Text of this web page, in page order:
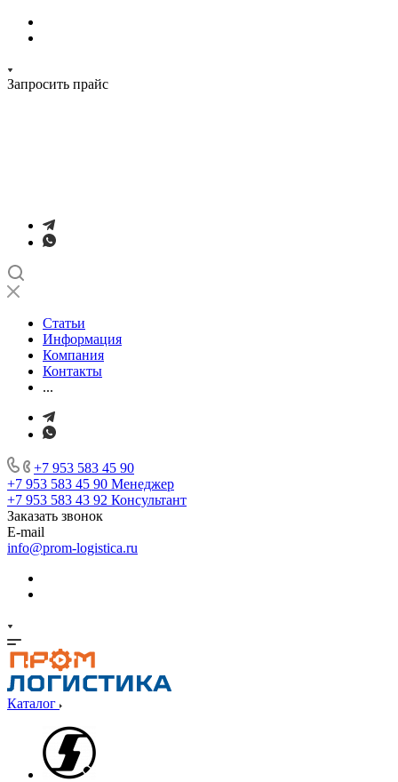
Запросить прайс
Статьи
Информация
Компания
Контакты
...
+7 953 583 45 90
+7 953 583 45 90 Менеджер
+7 953 583 43 92 Консультант
Заказать звонок
E-mail
info@prom-logistica.ru
Каталог